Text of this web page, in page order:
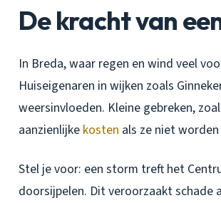
De kracht van
In Breda, waar regen en wind veel
Huiseigenaren in wijken zoals
weersinvloeden. Kleine gebreken,
aanzienlijke kosten als ze niet
Stel je voor: een storm treft het
doorsijpelen. Dit veroorzaakt schade